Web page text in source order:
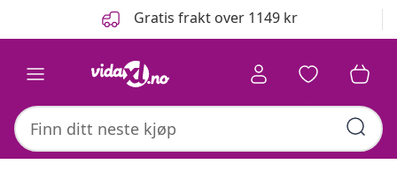
Gratis frakt over 1149 kr